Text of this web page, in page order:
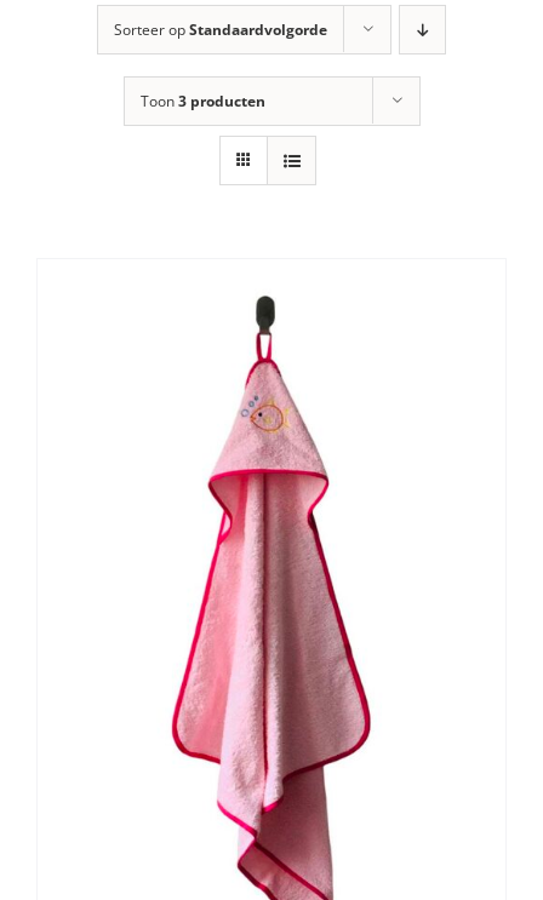
Sorteer opStandaardvolgorde
Toon3 producten